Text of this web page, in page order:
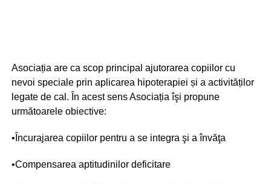
Asociația are ca scop principal ajutorarea copiilor cu
nevoi speciale prin aplicarea hipoterapiei și a activităților
legate de cal. În acest sens Asociația îşi propune
următoarele obiective:
•Încurajarea copiilor pentru a se integra şi a învăţa
•Compensarea aptitudinilor deficitare